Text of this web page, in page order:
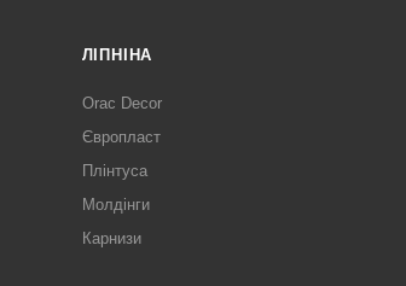
ЛІПНІНА
Orac Decor
Європласт
Плінтуса
Молдінги
Карнизи